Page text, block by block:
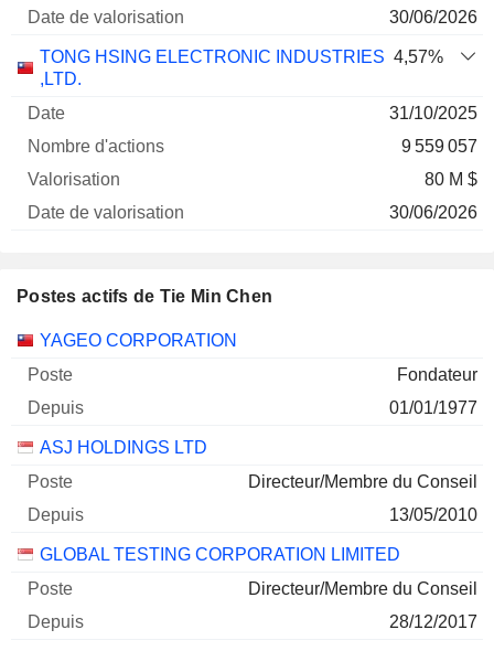
30/06/2026
TONG HSING ELECTRONIC INDUSTRIES
,LTD.
4,57%
31/10/2025
9 559 057
80 M $
30/06/2026
Postes actifs de Tie Min Chen
Sociétés Poste Début
YAGEO CORPORATION
Fondateur
01/01/1977
ASJ HOLDINGS LTD
Directeur/Membre du Conseil
13/05/2010
GLOBAL TESTING CORPORATION LIMITED
Directeur/Membre du Conseil
28/12/2017